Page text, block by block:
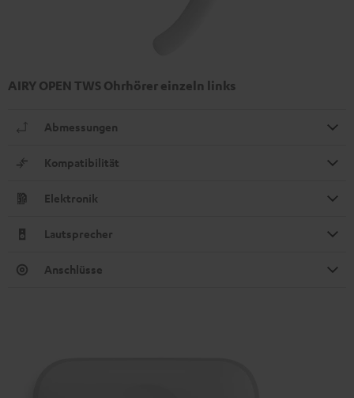
AIRY OPEN TWS Ohrhörer einzeln links
Abmessungen
Kompatibilität
Elektronik
Lautsprecher
Anschlüsse